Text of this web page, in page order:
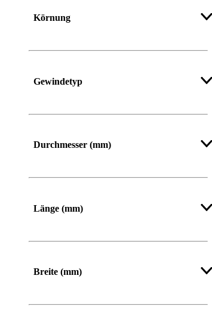
Körnung
Gewindetyp
Durchmesser (mm)
Länge (mm)
Von Bis
Breite (mm)
Von Bis